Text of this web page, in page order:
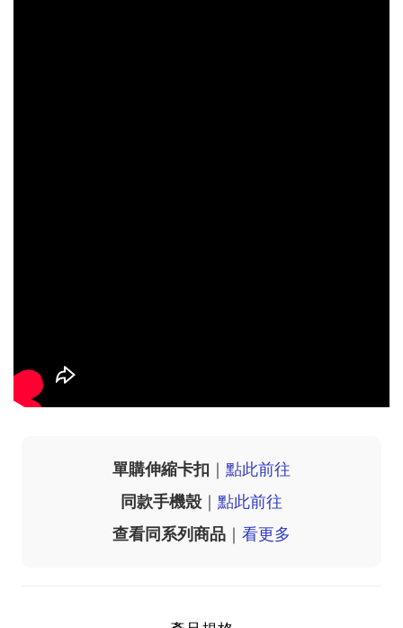
單購伸縮卡扣
點此前往
同款手機殼｜ 點此前往
查看同系列商品
看更多